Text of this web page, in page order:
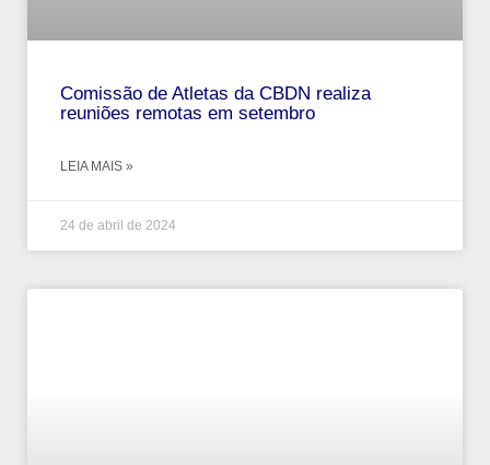
Comissão de Atletas da CBDN realiza
reuniões remotas em setembro
LEIA MAIS »
24 de abril de 2024